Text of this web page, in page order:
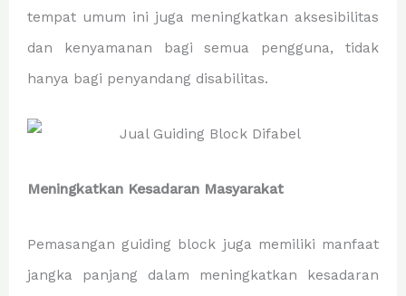
tempat umum ini juga meningkatkan aksesibilitas
dan kenyamanan bagi semua pengguna, tidak
hanya bagi penyandang disabilitas.
Meningkatkan Kesadaran Masyarakat
Pemasangan guiding block juga memiliki manfaat
jangka panjang dalam meningkatkan kesadaran